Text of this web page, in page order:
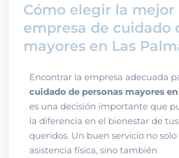
Cómo elegir la mejor
empresa de cuidado
mayores en Las
Encontrar la empresa adecuada
cuidado de personas mayores
es una decisión importante que
la diferencia en el bienestar de
queridos. Un buen servicio no solo
asistencia física, sino también